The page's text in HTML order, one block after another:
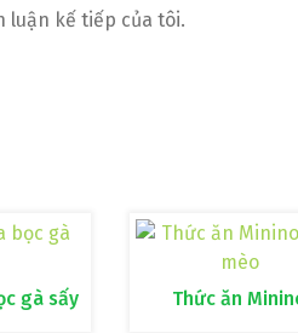
luận kế tiếp của tôi.
gà sấy Thức ăn